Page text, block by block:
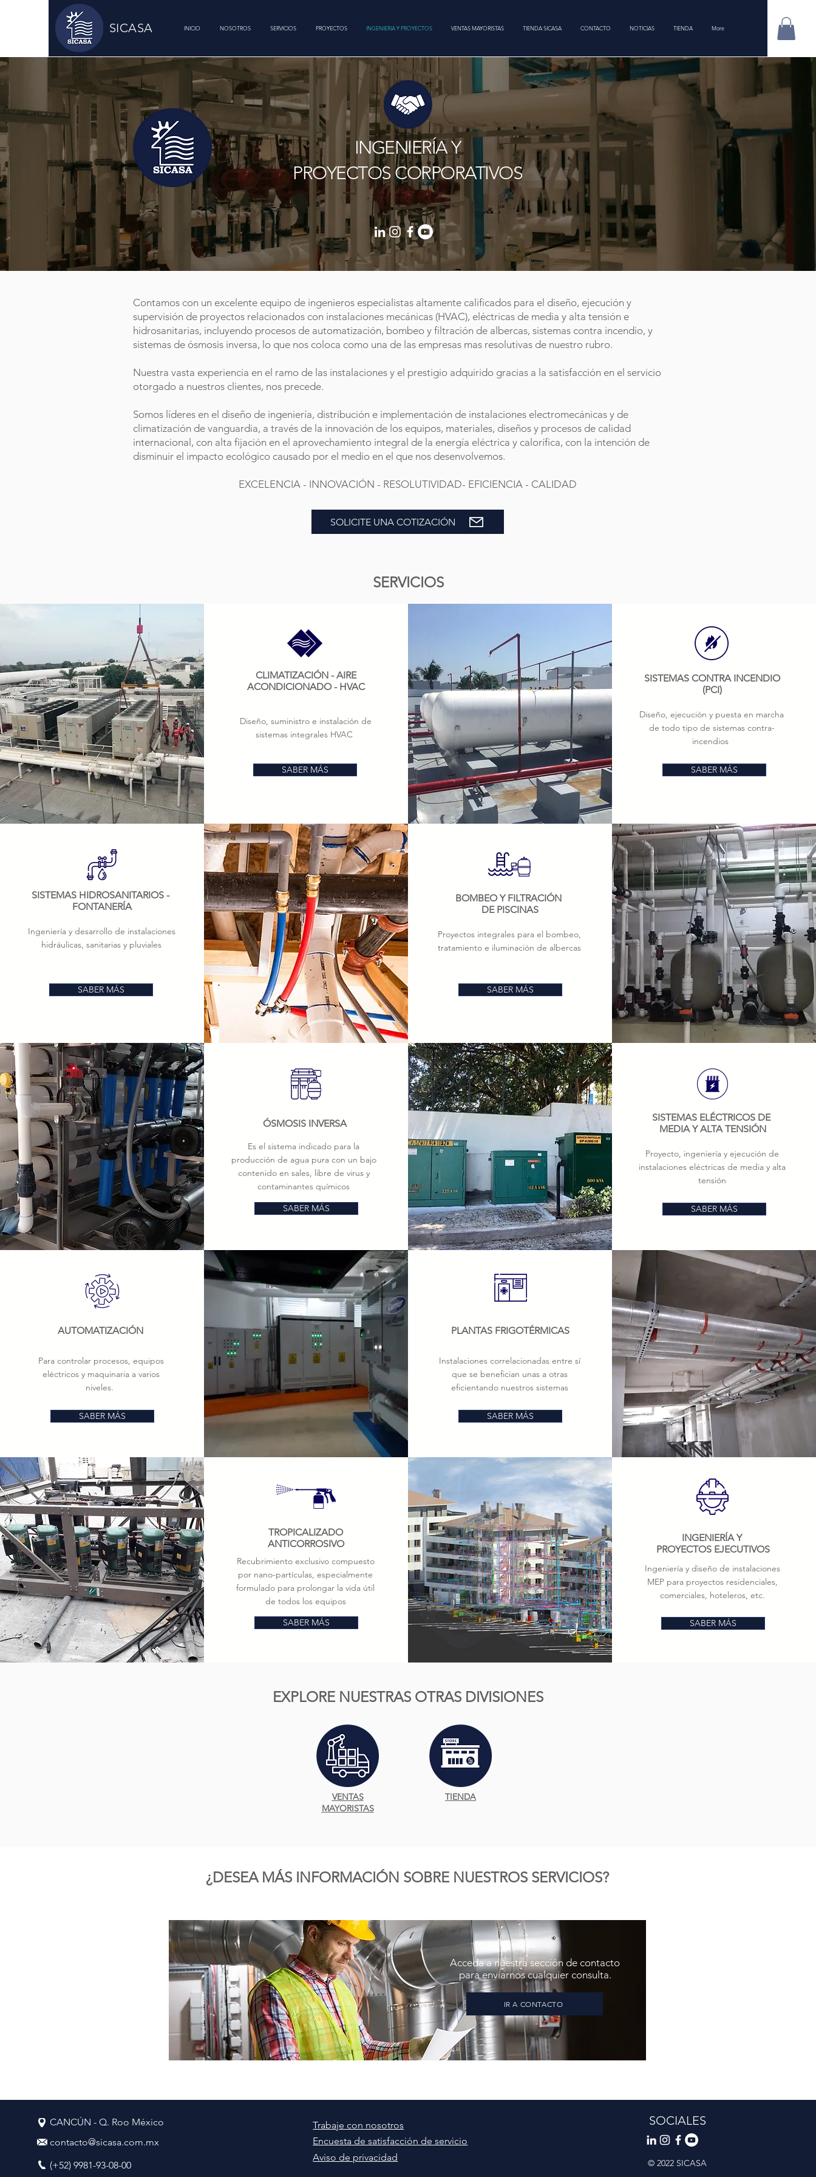
SICASA INICIO NOSOTROS SERVICIOS PROYECTOS INGENIERIA Y PROYECTOS VENTAS MAYORISTAS TIENDA SICASA CONTACTO NOTICIAS TIENDA More
INGENIERÍA Y
PROYECTOS CORPORATIVOS
Contamos con un excelente equipo de ingenieros especialistas altamente calificados para el diseño, ejecución y
supervisión de proyectos relacionados con instalaciones mecánicas (HVAC), eléctricas de media y alta tensión e
hidrosanitarias, incluyendo procesos de automatización, bombeo y filtración de albercas, sistemas contra incendio, y
sistemas de ósmosis inversa, lo que nos coloca como una de las empresas mas resolutivas de nuestro rubro.
Nuestra vasta experiencia en el ramo de las instalaciones y el prestigio adquirido gracias a la satisfacción en el servicio
otorgado a nuestros clientes, nos precede.
Somos líderes en el diseño de ingeniería, distribución e implementación de instalaciones electromecánicas y de
climatización de vanguardia, a través de la innovación de los equipos, materiales, diseños y procesos de calidad
internacional, con alta fijación en el aprovechamiento integral de la energía eléctrica y calorífica, con la intención de
disminuir el impacto ecológico causado por el medio en el que nos desenvolvemos.
EXCELENCIA - INNOVACIÓN - RESOLUTIVIDAD- EFICIENCIA - CALIDAD
SOLICITE UNA COTIZACIÓN
SERVICIOS
CLIMATIZACIÓN - AIRE
ACONDICIONADO - HVAC
Diseño, suministro e instalación de
sistemas integrales HVAC
SABER MÁS
SISTEMAS CONTRA INCENDIO
(PCI)
Diseño, ejecución y puesta en marcha
de todo tipo de sistemas contra-
incendios
SABER MÁS
SISTEMAS HIDROSANITARIOS -
FONTANERÍA
Ingeniería y desarrollo de instalaciones
hidráulicas, sanitarias y pluviales
SABER MÁS
BOMBEO Y FILTRACIÓN
DE PISCINAS
Proyectos integrales para el bombeo,
tratamiento e iluminación de albercas
SABER MÁS
ÓSMOSIS INVERSA
Es el sistema indicado para la
producción de agua pura con un bajo
contenido en sales, libre de virus y
contaminantes químicos
SABER MÁS
SISTEMAS ELÉCTRICOS DE
MEDIA Y ALTA TENSIÓN
Proyecto, ingeniería y ejecución de
instalaciones eléctricas de media y alta
tensión
SABER MÁS
AUTOMATIZACIÓN
Para controlar procesos, equipos
eléctricos y maquinaria a varios
niveles.
SABER MÁS
PLANTAS FRIGOTÉRMICAS
Instalaciones correlacionadas entre sí
que se benefician unas a otras
eficientando nuestros sistemas
SABER MÁS
TROPICALIZADO
ANTICORROSIVO
Recubrimiento exclusivo compuesto
por nano-partículas, especialmente
formulado para prolongar la vida útil
de todos los equipos
SABER MÁS
INGENIERÍA Y
PROYECTOS EJECUTIVOS
Ingeniería y diseño de instalaciones
MEP para proyectos residenciales,
comerciales, hoteleros, etc.
SABER MÁS
EXPLORE NUESTRAS OTRAS DIVISIONES
VENTAS
MAYORISTAS
TIENDA
¿DESEA MÁS INFORMACIÓN SOBRE NUESTROS SERVICIOS?
IR A CONTACTO
Acceda a nuestra sección de contacto
para enviarnos cualquier consulta.
CANCÚN - Q. Roo México
contacto@sicasa.com.mx
(+52) 9981-93-08-00
Trabaje con nosotros
Encuesta de satisfacción de servicio
Aviso de privacidad
SOCIALES
© 2022 SICASA